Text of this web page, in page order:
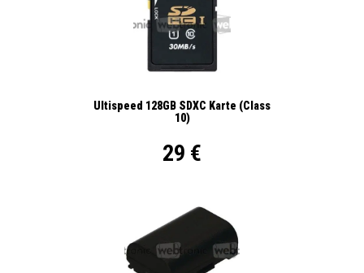
Ultispeed 128GB SDXC Karte (Class
10)
29 €